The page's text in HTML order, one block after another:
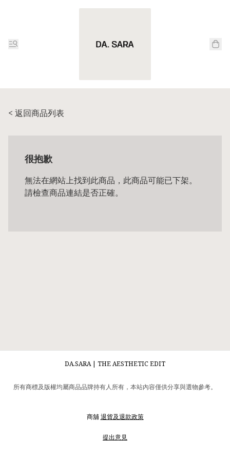
< 返回商品列表
很抱歉
無法在網站上找到此商品，此商品可能已下架。
請檢查商品連結是否正確。
DA.SARA | THE AESTHETIC EDIT
所有商標及版權均屬商品品牌持有人所有，本站內容僅供分享與選物參考。
商舖退貨及退款政策
提出意見